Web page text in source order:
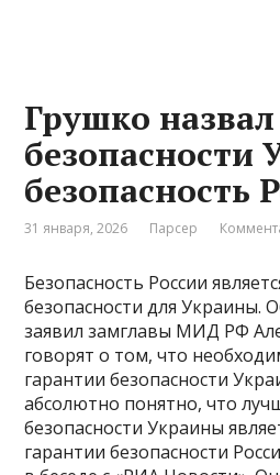
Грушко
безопасности
безопасность
31 января, 2026 Парсер
Безопасность России
безопасности для Украины.
заявил замглавы МИД РФ
говорят о том, что
гарантии безопасности
абсолютно понятно, что
безопасности Украины
гарантии безопасности